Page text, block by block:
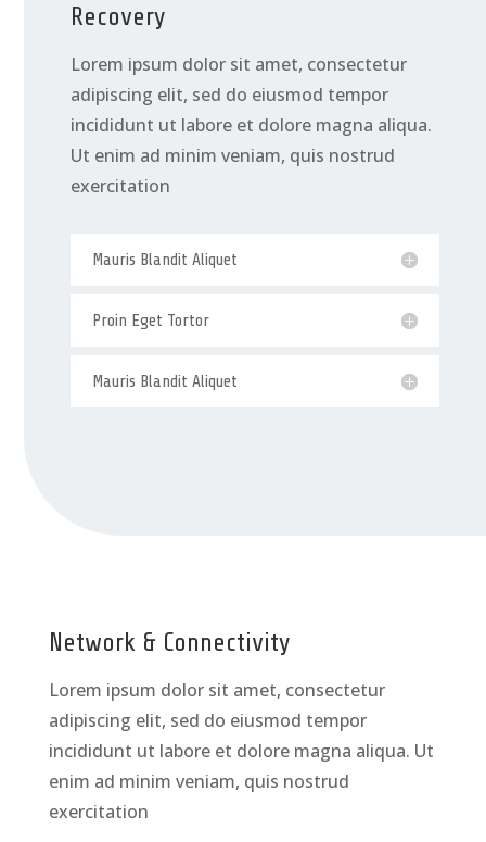
Recovery
Lorem ipsum dolor sit amet, consectetur
adipiscing elit, sed do eiusmod tempor
incididunt ut labore et dolore magna aliqua.
Ut enim ad minim veniam, quis nostrud
exercitation
Mauris Blandit Aliquet
Proin Eget Tortor
Mauris Blandit Aliquet
Network & Connectivity
Lorem ipsum dolor sit amet, consectetur
adipiscing elit, sed do eiusmod tempor
incididunt ut labore et dolore magna aliqua. Ut
enim ad minim veniam, quis nostrud
exercitation